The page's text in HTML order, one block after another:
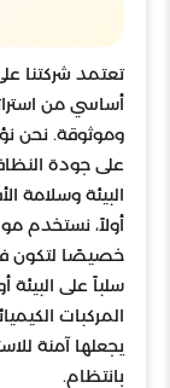
تعتمد شركتنا
أساسي من
وموثوقة. نحن
على جودة
البيئة وسلامة
أولاً، نستخدم
خصيصًا لتكون
سلباً على
المركبات
يجعلها آمنة
بانتظام.